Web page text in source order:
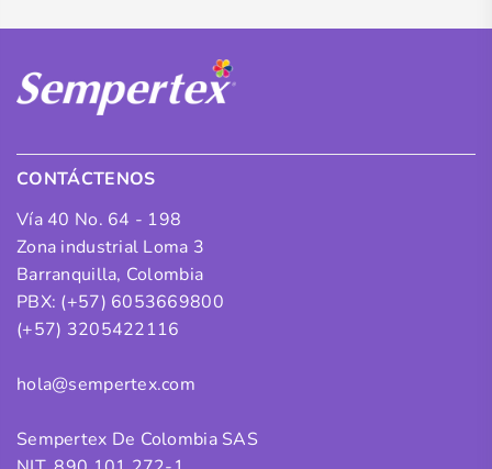
CONTÁCTENOS
Vía 40 No. 64 - 198
Zona industrial Loma 3
Barranquilla, Colombia
PBX: (+57) 6053669800
(+57) 3205422116
hola@sempertex.com
Sempertex De Colombia SAS